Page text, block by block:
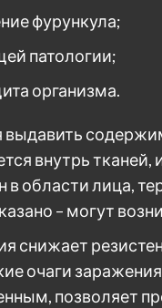
фурункула;
патологии;
организма.
внутрь
в области лица,
– могут
снижает
очаги
позволяет